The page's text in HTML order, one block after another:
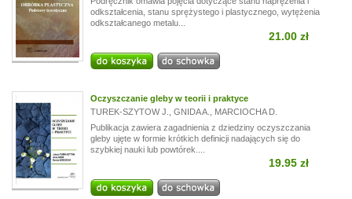
odkształcenia, stanu sprężystego i plastycznego, wytężenia
odkształcanego metalu...
21.00 zł
Oczyszczanie gleby w teorii i praktyce
TUREK-SZYTOW J.
GNIDA A.
MARCIOCHA D.
Publikacja zawiera zagadnienia z dziedziny oczyszczania
gleby ujęte w formie krótkich definicji nadających się do
szybkiej nauki lub powtórek....
19.95 zł